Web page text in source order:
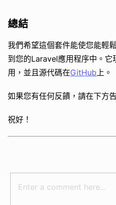
總結
我們希望這個套件能使您能輕
到您的Laravel應用程序中。它
用，並且源代碼在GitHub上。
如果您有任何反饋，請在下方
祝好！